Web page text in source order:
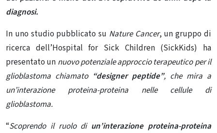
diagnosi.
In uno studio pubblicato su Nature Cancer, un gruppo di
ricerca dell’Hospital for Sick Children (SickKids) ha
presentato un nuovo potenziale approccio terapeutico per il
glioblastoma chiamato “designer peptide”, che mira a
un’interazione proteina-proteina nelle cellule di
glioblastoma.
“Scoprendo il ruolo diun’interazione proteina-proteina